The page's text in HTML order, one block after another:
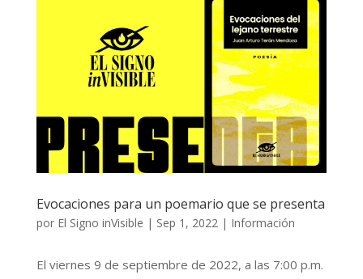
Evocaciones para un poemario que se presenta
por El Signo inVisible | Sep 1, 2022| Información
El viernes 9 de septiembre de 2022, a las 7:00 p.m.